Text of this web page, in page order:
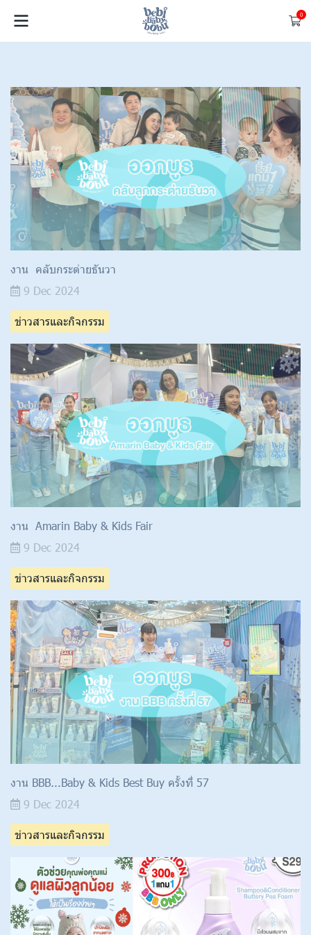
0
งาน คลับกระต่ายธันวา
9 Dec 2024
ข่าวสารและกิจกรรม
งาน Amarin Baby & Kids Fair
9 Dec 2024
ข่าวสารและกิจกรรม
งาน BBB...Baby & Kids Best Buy ครั้งที่ 57
9 Dec 2024
ข่าวสารและกิจกรรม